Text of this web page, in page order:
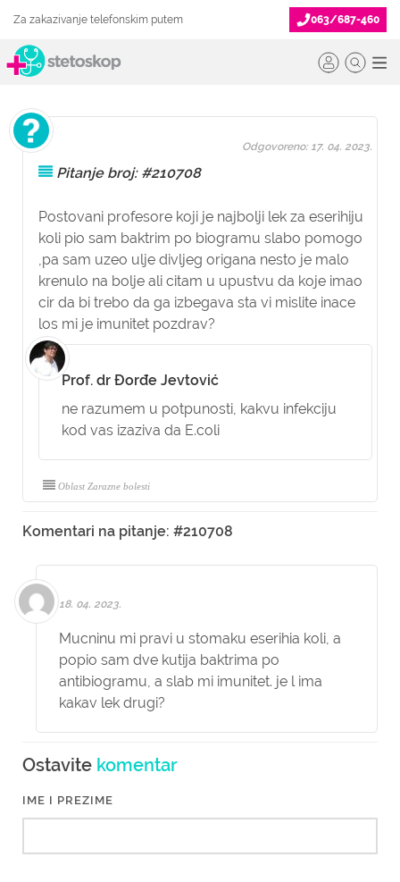
Za zakazivanje telefonskim putem 063/687-460
Pitanje broj: #210708
Postovani profesore koji je najbolji lek za eserihiju
koli pio sam baktrim po biogramu slabo pomogo
,pa sam uzeo ulje divljeg origana nesto je malo
krenulo na bolje ali citam u upustvu da koje imao
cir da bi trebo da ga izbegava sta vi mislite inace
los mi je imunitet pozdrav?
Odgovoreno: 17. 04. 2023.
Prof. dr Đorđe Jevtović
ne razumem u potpunosti, kakvu infekciju
kod vas izaziva da E.coli
Oblast Zarazne bolesti
Komentari na pitanje: #210708
18. 04. 2023.
Mucninu mi pravi u stomaku eserihia koli, a
popio sam dve kutija baktrima po
antibiogramu, a slab mi imunitet. je l ima
kakav lek drugi?
Ostavite komentar
IME I PREZIME